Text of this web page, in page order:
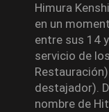
Himura
en un
entre sus 14
servicio de
destajador).
nombre de